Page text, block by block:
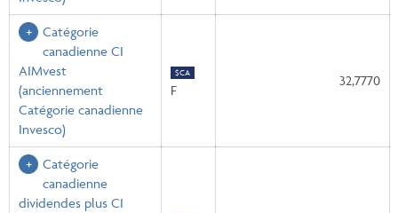
Catégorie
canadienne CI
AIMvest
(anciennement
Catégorie canadienne
Invesco)
$CA
F
32,7770
Catégorie
canadienne
dividendes plus CI